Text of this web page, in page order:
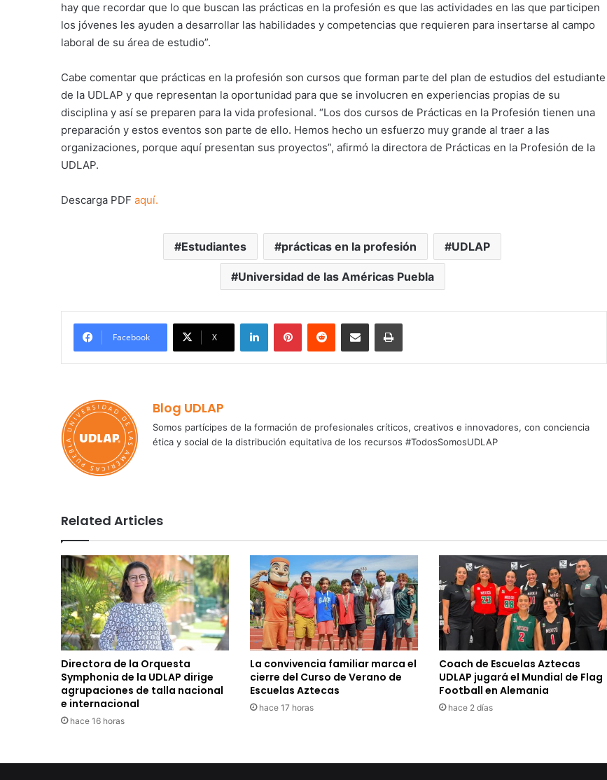
hay que recordar que lo que buscan las prácticas en la profesión es que las actividades en las que participen
los jóvenes les ayuden a desarrollar las habilidades y competencias que requieren para insertarse al campo
laboral de su área de estudio”.
Cabe comentar que prácticas en la profesión son cursos que forman parte del plan de estudios del estudiante
de la UDLAP y que representan la oportunidad para que se involucren en experiencias propias de su
disciplina y así se preparen para la vida profesional. “Los dos cursos de Prácticas en la Profesión tienen una
preparación y estos eventos son parte de ello. Hemos hecho un esfuerzo muy grande al traer a las
organizaciones, porque aquí presentan sus proyectos”, afirmó la directora de Prácticas en la Profesión de la
UDLAP.
Descarga PDF aquí.
Estudiantes prácticas en la profesión UDLAP
Universidad de las Américas Puebla
Facebook X
LinkedInPinterestReddit Share via Email Print
Blog UDLAP
Somos partícipes de la formación de profesionales críticos, creativos e innovadores, con conciencia
ética y social de la distribución equitativa de los recursos #TodosSomosUDLAP
Related Articles
Directora de la Orquesta
Symphonia de la UDLAP dirige
agrupaciones de talla nacional
e internacional
hace 16 horas
La convivencia familiar marca el
cierre del Curso de Verano de
Escuelas Aztecas
hace 17 horas
Coach de Escuelas Aztecas
UDLAP jugará el Mundial de Flag
Football en Alemania
hace 2 días